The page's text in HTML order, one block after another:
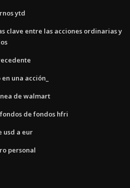
ytd
clave entre las acciones ordinarias y
una acción_
de walmart
de fondos hfri
usd a eur
personal